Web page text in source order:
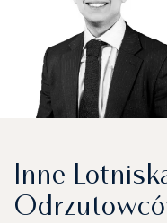
Inne